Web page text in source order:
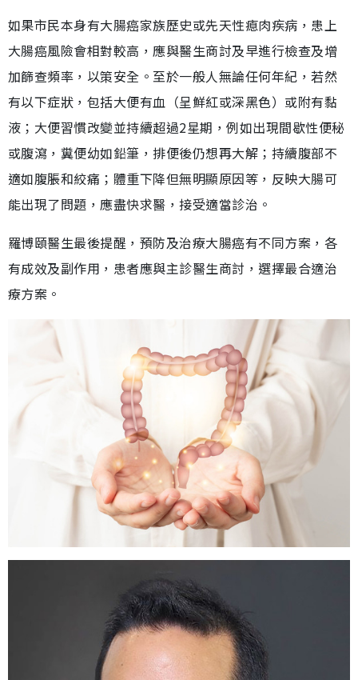
如果市民本身有大腸癌家族歷史或先天性瘜肉疾病，患上
大腸癌風險會相對較高，應與醫生商討及早進行檢查及增
加篩查頻率，以策安全。至於一般人無論任何年紀，若然
有以下症狀，包括大便有血（呈鮮紅或深黑色）或附有黏
液；大便習慣改變並持續超過2星期，例如出現間歇性便秘
或腹瀉，糞便幼如鉛筆，排便後仍想再大解；持續腹部不
適如腹脹和絞痛；體重下降但無明顯原因等，反映大腸可
能出現了問題，應盡快求醫，接受適當診治。
羅博頤醫生最後提醒，預防及治療大腸癌有不同方案，各
有成效及副作用，患者應與主診醫生商討，選擇最合適治
療方案。